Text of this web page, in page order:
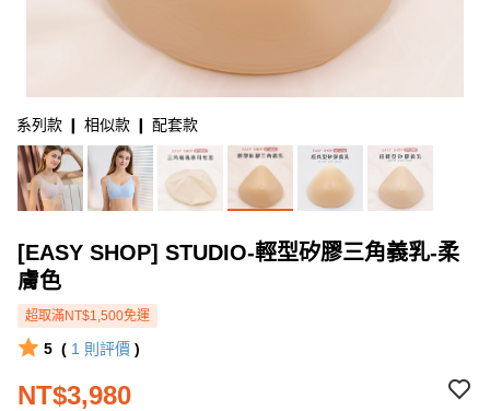
系列款 ❙ 相似款 ❙ 配套款
[EASY SHOP] STUDIO-輕型矽膠三角義乳-柔
膚色
超取滿NT$1,500免運
5 ( 1 則評價 )
NT$3,980